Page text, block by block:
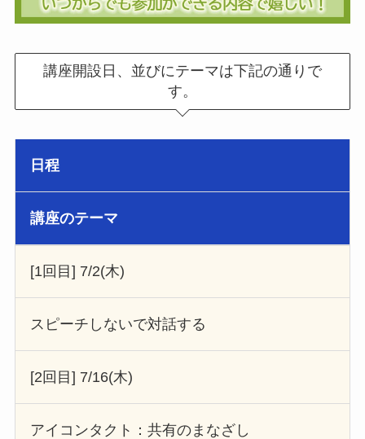
講座開設日、並びにテーマは下記の通りで
す。
日程
講座のテーマ
[1回目] 7/2(木)
スピーチしないで対話する
[2回目] 7/16(木)
アイコンタクト：共有のまなざし